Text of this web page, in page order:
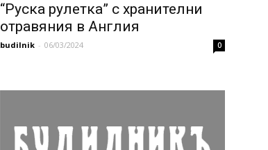
“Руска рулетка” с хранителни
отравяния в Англия
budilnik - 06/03/2024 0